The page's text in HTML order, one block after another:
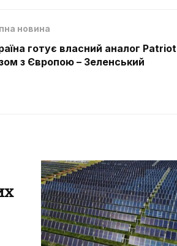
новина
готує власний аналог Patriot
з Європою – Зеленський